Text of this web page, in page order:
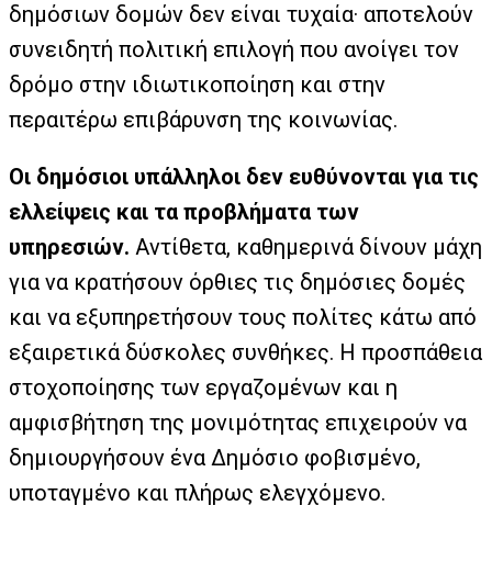
δημόσιων δομών δεν είναι τυχαία· αποτελούν
συνειδητή πολιτική επιλογή που ανοίγει τον
δρόμο στην ιδιωτικοποίηση και στην
περαιτέρω επιβάρυνση της κοινωνίας.
Οι δημόσιοι υπάλληλοι δεν ευθύνονται για τις
ελλείψεις και τα προβλήματα των
υπηρεσιών. Αντίθετα, καθημερινά δίνουν μάχη
για να κρατήσουν όρθιες τις δημόσιες δομές
και να εξυπηρετήσουν τους πολίτες κάτω από
εξαιρετικά δύσκολες συνθήκες. Η προσπάθεια
στοχοποίησης των εργαζομένων και η
αμφισβήτηση της μονιμότητας επιχειρούν να
δημιουργήσουν ένα Δημόσιο φοβισμένο,
υποταγμένο και πλήρως ελεγχόμενο.